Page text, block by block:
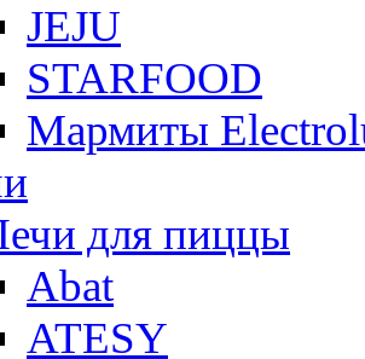
JEJU
STARFOOD
Мармиты
для пиццы
Abat
ATESY